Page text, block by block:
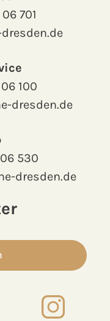
701
100
dresden.de
530
dresden.de